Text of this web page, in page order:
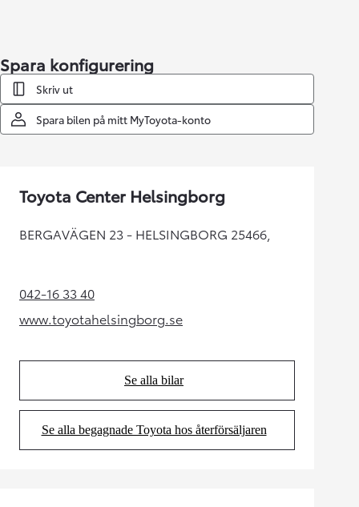
Spara konfigurering
Skriv ut
Spara bilen på mitt MyToyota-konto
Toyota Center Helsingborg
BERGAVÄGEN 23 - HELSINGBORG 25466,
042-16 33 40(Opens in new tab)
www.toyotahelsingborg.se
(Opens in new tab)
Se alla bilar
(Opens in new tab)
Se alla begagnade Toyota hos återförsäljaren
(Opens in new tab)